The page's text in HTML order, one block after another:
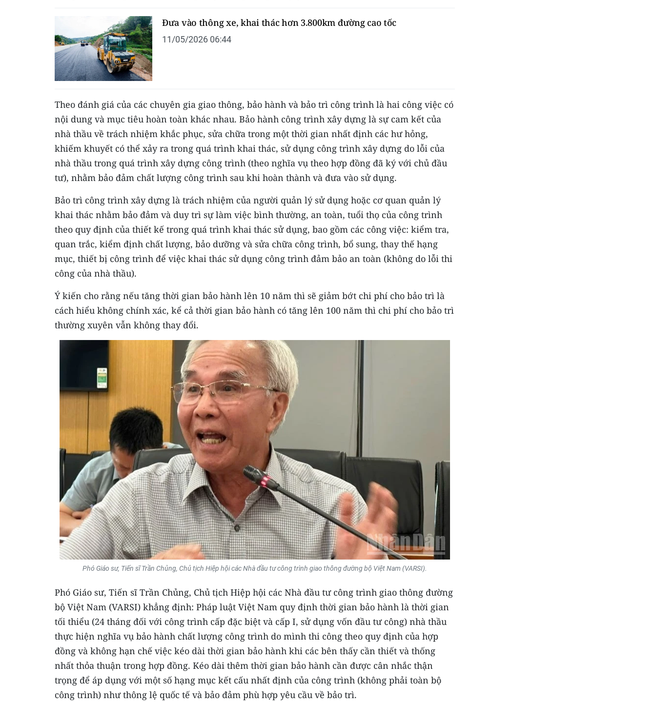
Đưa vào thông xe, khai thác hơn 3.800km đường cao tốc
11/05/2026 06:44
Theo đánh giá của các chuyên gia giao thông, bảo hành và bảo trì công trình là hai công việc có
nội dung và mục tiêu hoàn toàn khác nhau. Bảo hành công trình xây dựng là sự cam kết của
nhà thầu về trách nhiệm khắc phục, sửa chữa trong một thời gian nhất định các hư hỏng,
khiếm khuyết có thể xảy ra trong quá trình khai thác, sử dụng công trình xây dựng do lỗi của
nhà thầu trong quá trình xây dựng công trình (theo nghĩa vụ theo hợp đồng đã ký với chủ đầu
tư), nhằm bảo đảm chất lượng công trình sau khi hoàn thành và đưa vào sử dụng.
Bảo trì công trình xây dựng là trách nhiệm của người quản lý sử dụng hoặc cơ quan quản lý
khai thác nhằm bảo đảm và duy trì sự làm việc bình thường, an toàn, tuổi thọ của công trình
theo quy định của thiết kế trong quá trình khai thác sử dụng, bao gồm các công việc: kiểm tra,
quan trắc, kiểm định chất lượng, bảo dưỡng và sửa chữa công trình, bổ sung, thay thế hạng
mục, thiết bị công trình để việc khai thác sử dụng công trình đảm bảo an toàn (không do lỗi thi
công của nhà thầu).
Ý kiến cho rằng nếu tăng thời gian bảo hành lên 10 năm thì sẽ giảm bớt chi phí cho bảo trì là
cách hiểu không chính xác, kể cả thời gian bảo hành có tăng lên 100 năm thì chi phí cho bảo trì
thường xuyên vẫn không thay đổi.
Phó Giáo sư, Tiến sĩ Trần Chủng, Chủ tịch Hiệp hội các Nhà đầu tư công trình giao thông đường bộ Việt Nam (VARSI).
Phó Giáo sư, Tiến sĩ Trần Chủng, Chủ tịch Hiệp hội các Nhà đầu tư công trình giao thông đường
bộ Việt Nam (VARSI) khẳng định: Pháp luật Việt Nam quy định thời gian bảo hành là thời gian
tối thiểu (24 tháng đối với công trình cấp đặc biệt và cấp I, sử dụng vốn đầu tư công) nhà thầu
thực hiện nghĩa vụ bảo hành chất lượng công trình do mình thi công theo quy định của hợp
đồng và không hạn chế việc kéo dài thời gian bảo hành khi các bên thấy cần thiết và thống
nhất thỏa thuận trong hợp đồng. Kéo dài thêm thời gian bảo hành cần được cân nhắc thận
trọng để áp dụng với một số hạng mục kết cấu nhất định của công trình (không phải toàn bộ
công trình) như thông lệ quốc tế và bảo đảm phù hợp yêu cầu về bảo trì.